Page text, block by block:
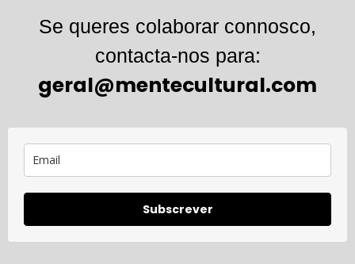
Se queres colaborar connosco,
contacta-nos para:
geral@mentecultural.com
Subscrever